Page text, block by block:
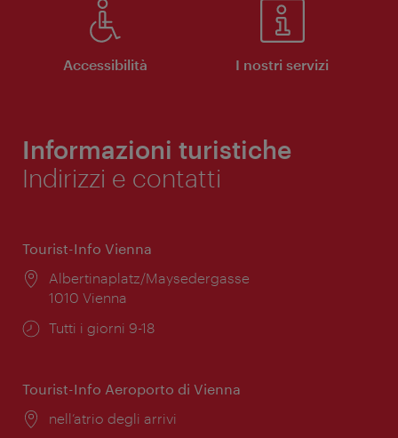
Accessibilità I nostri servizi
Informazioni turistiche
Indirizzi e contatti
Tourist-Info Vienna
Posizione:
Albertinaplatz/Maysedergasse
1010 Vienna
Orari
Tutti i giorni 9-18
Tourist-Info Aeroporto di Vienna
Posizione:
nell’atrio degli arrivi